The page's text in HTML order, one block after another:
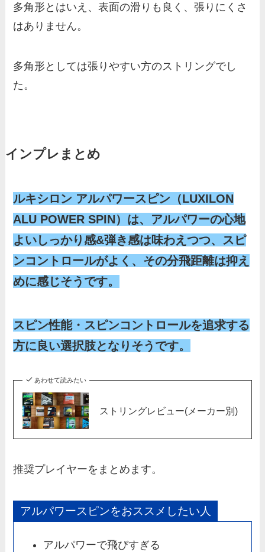
多角形とはいえ、表面の滑りも良く、張りにくさ
はありません。
多角形としては張りやすい方のストリングでし
た。
インプレまとめ
ルキシロン アルパワースピン（LUXILON
ALU POWER SPIN）は、アルパワーの心地
よいしっかり感&弾き感は味わえつつ、スピ
ンコントロールがよく、その分飛距離は抑え
めに感じそうです。
スピン性能・スピンコントロールを追求する
方に良い選択肢となりそうです。
あわせて読みたい
ストリングレビュー(メーカー別)
推奨プレイヤーをまとめます。
アルパワースピンをおススメしたい人
アルパワーで飛びすぎる